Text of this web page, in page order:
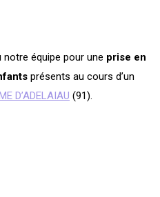
notre équipe pour une prise en
présents au cours d’un
D’ADELAIAU (91).